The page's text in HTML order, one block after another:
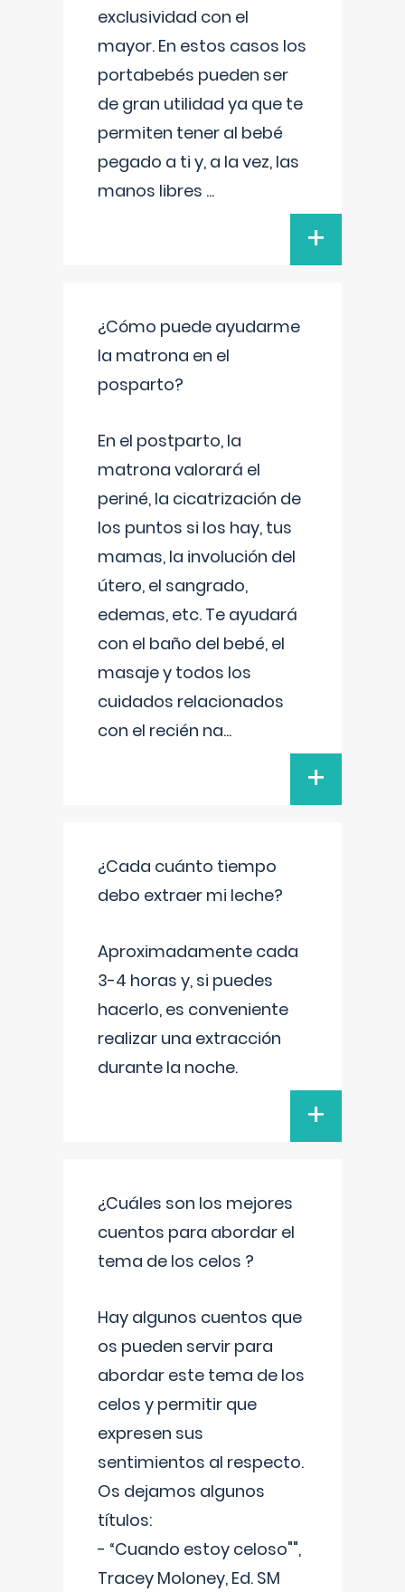
exclusividad con el
mayor. En estos casos los
portabebés pueden ser
de gran utilidad ya que te
permiten tener al bebé
pegado a ti y, a la vez, las
manos libres ...
+
¿Cómo puede ayudarme
la matrona en el
posparto?
En el postparto, la
matrona valorará el
periné, la cicatrización de
los puntos si los hay, tus
mamas, la involución del
útero, el sangrado,
edemas, etc. Te ayudará
con el baño del bebé, el
masaje y todos los
cuidados relacionados
con el recién na...
+
¿Cada cuánto tiempo
debo extraer mi leche?
Aproximadamente cada
3-4 horas y, si puedes
hacerlo, es conveniente
realizar una extracción
durante la noche.
+
¿Cuáles son los mejores
cuentos para abordar el
tema de los celos ?
Hay algunos cuentos que
os pueden servir para
abordar este tema de los
celos y permitir que
expresen sus
sentimientos al respecto.
Os dejamos algunos
títulos:
- “Cuando estoy celoso"",
Tracey Moloney, Ed. SM